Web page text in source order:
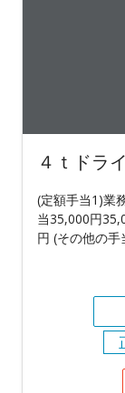
４ｔドラ
(定額手当1)業
当35,000円
円 (その他の